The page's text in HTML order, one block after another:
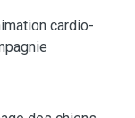
cardio-